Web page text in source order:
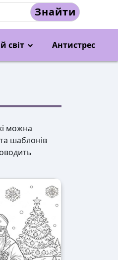
Знайти
світ
Антистрес
можна
шаблонів